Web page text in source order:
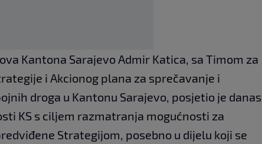
Kantona Sarajevo Admir Katica, sa Timom za
i Akcionog plana za sprečavanje i
droga u Kantonu Sarajevo, posjetio je danas
KS s ciljem razmatranja mogućnosti za
Strategijom, posebno u dijelu koji se